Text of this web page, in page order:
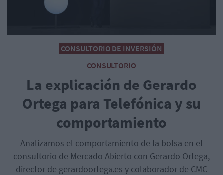
CONSULTORIO DE INVERSIÓN
CONSULTORIO
La explicación de Gerardo
Ortega para Telefónica y su
comportamiento
Analizamos el comportamiento de la bolsa en el
consultorio de Mercado Abierto con Gerardo Ortega,
director de gerardoortega.es y colaborador de CMC